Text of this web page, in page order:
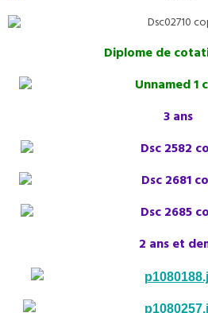
Diplome de
3 ans
2 ans et